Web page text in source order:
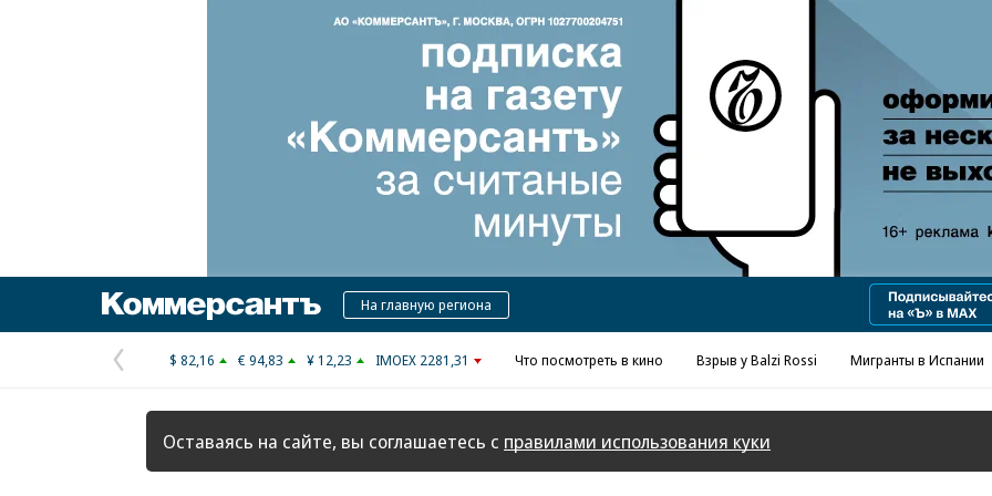
Реклама в «Ъ» www.kommersant.ru/ad
КоммерсантъНа главную региона
Предыдущая
страница
$ 82,16 € 94,83 ¥ 12,23 IMOEX 2281,31 Что посмотреть в кино Взрыв у Balzi Rossi Мигранты в Испании
Оставаясь на сайте, вы соглашаетесь с правилами использования куки